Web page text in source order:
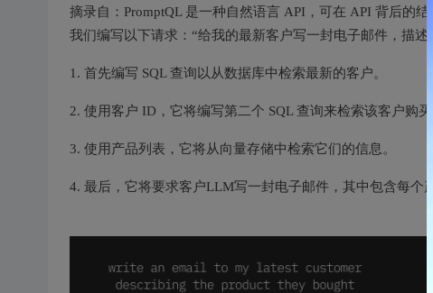
摘录自：PromptQL 是一种自然语言 API，可在 API 背后的
我们编写以下请求：“给我的最新客户写一封电子邮件，描述
1. 首先编写 SQL 查询以从数据库中检索最新的客户。
2. 使用客户 ID，它将编写第二个 SQL 查询来检索该客户购
3. 使用产品列表，它将从向量存储中检索它们的信息。
4. 最后，它将要求客户LLM写一封电子邮件，其中包含每个